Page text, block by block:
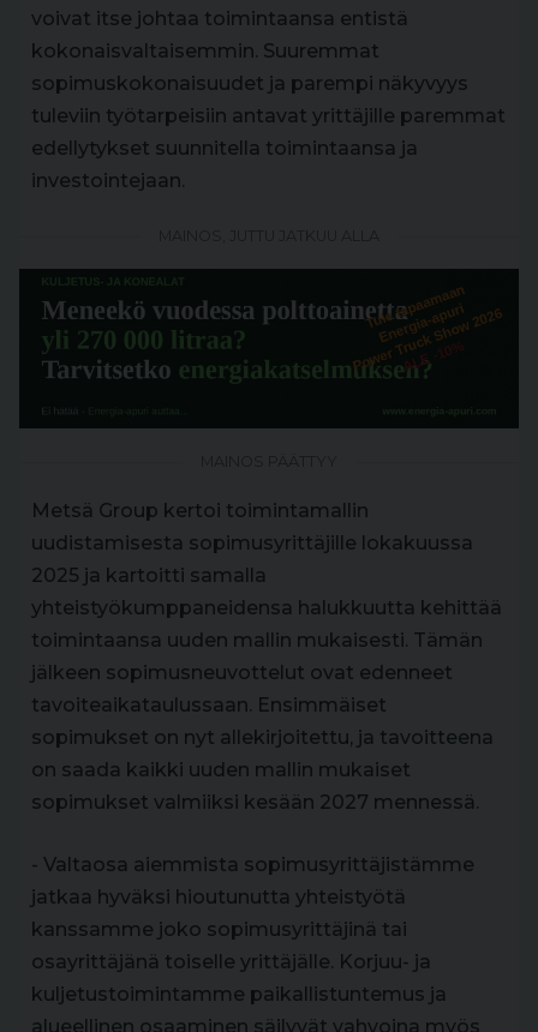
voivat itse johtaa toimintaansa entistä
kokonaisvaltaisemmin. Suuremmat
sopimuskokonaisuudet ja parempi näkyvyys
tuleviin työtarpeisiin antavat yrittäjille paremmat
edellytykset suunnitella toimintaansa ja
investointejaan.
Metsä Group kertoi toimintamallin
uudistamisesta sopimusyrittäjille lokakuussa
2025 ja kartoitti samalla
yhteistyökumppaneidensa halukkuutta kehittää
toimintaansa uuden mallin mukaisesti. Tämän
jälkeen sopimusneuvottelut ovat edenneet
tavoiteaikataulussaan. Ensimmäiset
sopimukset on nyt allekirjoitettu, ja tavoitteena
on saada kaikki uuden mallin mukaiset
sopimukset valmiiksi kesään 2027 mennessä.
- Valtaosa aiemmista sopimusyrittäjistämme
jatkaa hyväksi hioutunutta yhteistyötä
kanssamme joko sopimusyrittäjinä tai
osayrittäjänä toiselle yrittäjälle. Korjuu- ja
kuljetustoimintamme paikallistuntemus ja
alueellinen osaaminen säilyvät vahvoina myös